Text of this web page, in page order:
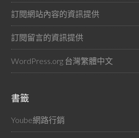
訂閱網站內容的資訊提供
訂閱留言的資訊提供
WordPress.org 台灣繁體中文
書籤
Yoube網路行銷